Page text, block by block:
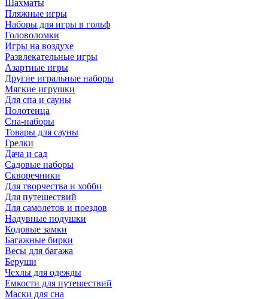
Шахматы
Пляжные игры
Наборы для игры в гольф
Головоломки
Игры на воздухе
Развлекательные игры
Азартные игры
Другие игральные наборы
Мягкие игрушки
Для спа и сауны
Полотенца
Спа-наборы
Товары для сауны
Грелки
Дача и сад
Садовые наборы
Скворечники
Для творчества и хобби
Для путешествий
Для самолетов и поездов
Надувные подушки
Кодовые замки
Багажные бирки
Весы для багажа
Беруши
Чехлы для одежды
Емкости для путешествий
Маски для сна